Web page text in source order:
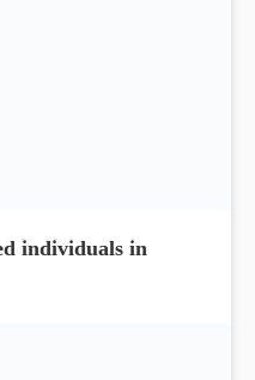
individuals in